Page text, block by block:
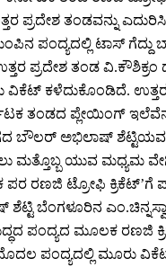
ಪ್ರದೇಶ ತಂಡವನ್ನು
ಪಂದ್ಯದಲ್ಲಿ ಟಾಸ್ ಗೆದ್ದು
ಪ್ರದೇಶ ತಂಡ ವಿ.ಕೌಶಿಕ್ರಂ
ವಿಕೆಟ್ ಕಳೆದುಕೊಂಡಿದೆ. ಉತ್ತರ
ತಂಡದ ಪ್ಲೇಯಿಂಗ್
ಬೌಲರ್ ಅಭಿಲಾಷ್
ಮತ್ತೊಬ್ಬ ಯುವ ಮಧ್ಯಮ
ರಣಜಿ ಟ್ರೋಫಿ ಕ್ರಿಕೆಟ್’ಗೆ
ಬೆಂಗಳೂರಿನ
ಪಂದ್ಯದ ಮೂಲಕ ರಣಜಿ
ಪಂದ್ಯದಲ್ಲಿ ಮೂರು